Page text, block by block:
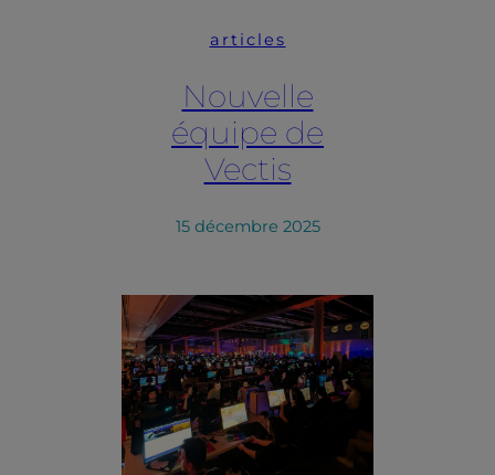
articles
Nouvelle
équipe de
Vectis
15 décembre 2025